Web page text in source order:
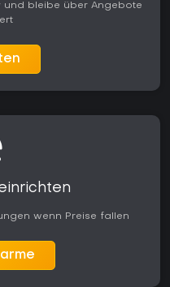
und bleibe über Angebote
wenn Preise fallen